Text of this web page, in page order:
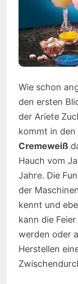
Wie schon
den ersten
der Ariete
kommt in den
Cremeweiß
Hauch vom
Jahre. Die
der
kennt und
kann die
werden oder
Herstellen